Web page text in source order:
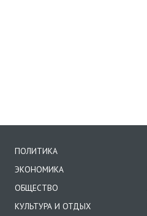
ПОЛИТИКА
ЭКОНОМИКА
ОБЩЕСТВО
КУЛЬТУРА И ОТДЫХ